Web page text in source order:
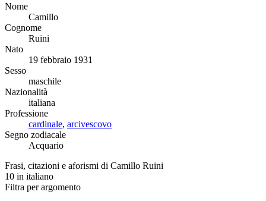
Nome
Camillo
Cognome
Ruini
Nato
19 febbraio 1931
Sesso
maschile
Nazionalità
italiana
Professione
cardinale, arcivescovo
Segno zodiacale
Acquario
Frasi, citazioni e aforismi di Camillo Ruini
10 in italiano
Filtra per argomento